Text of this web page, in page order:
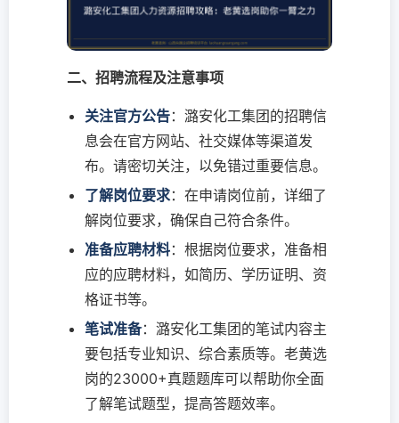
二、招聘流程及注意事项
关注官方公告：潞安化工集团的招聘信
息会在官方网站、社交媒体等渠道发
布。请密切关注，以免错过重要信息。
了解岗位要求：在申请岗位前，详细了
解岗位要求，确保自己符合条件。
准备应聘材料：根据岗位要求，准备相
应的应聘材料，如简历、学历证明、资
格证书等。
笔试准备：潞安化工集团的笔试内容主
要包括专业知识、综合素质等。老黄选
岗的23000+真题题库可以帮助你全面
了解笔试题型，提高答题效率。